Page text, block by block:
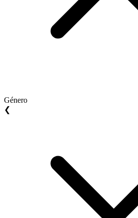
Género
❮